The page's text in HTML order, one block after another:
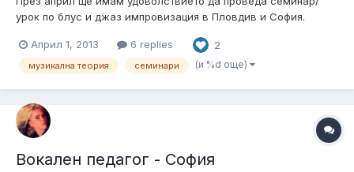
урок по блус и джаз импровизация в Пловдив и София.
Академията за музикално и танцово изкуство, Зала 1, ул.
Съборна. Тема на семинара: „Би Боп и джаз фразиране”. За...
Април 1, 2013 6 replies 2
музикална теория семинари (и %d още)
Вокален педагог - София